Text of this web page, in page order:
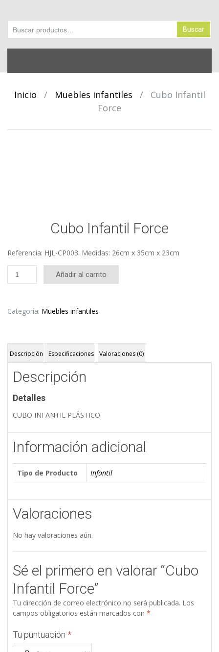
Buscar
Inicio / Muebles infantiles /
Cubo Infantil
Force
Cubo Infantil Force
Referencia: HJL-CP003. Medidas: 26cm x 35cm x 23cm
Cubo
Añadir al carrito
Categoría: Muebles infantiles
Descripción Especificaciones Valoraciones (0)
Descripción
Detalles
CUBO INFANTIL PLÁSTICO.
Información adicional
Tipo de Producto Infantil
Valoraciones
No hay valoraciones aún.
Sé el primero en valorar “Cubo
Infantil Force”
Tu dirección de correo electrónico no será publicada. Los
campos obligatorios están marcados con *
Tu puntuación *